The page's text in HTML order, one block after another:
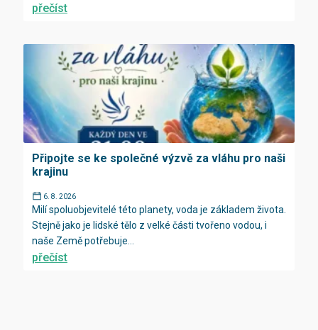
přečíst
Připojte se ke společné výzvě za vláhu pro naši
krajinu
6. 8. 2026
Milí spoluobjevitelé této planety, voda je základem života.
Stejně jako je lidské tělo z velké části tvořeno vodou, i
naše Země potřebuje...
přečíst